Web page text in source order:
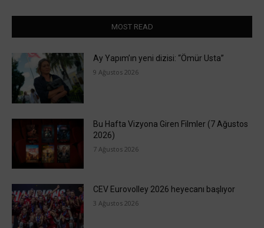
MOST READ
Ay Yapım’ın yeni dizisi: “Ömür Usta”
9 Ağustos 2026
Bu Hafta Vizyona Giren Filmler (7 Ağustos
2026)
7 Ağustos 2026
CEV Eurovolley 2026 heyecanı başlıyor
3 Ağustos 2026